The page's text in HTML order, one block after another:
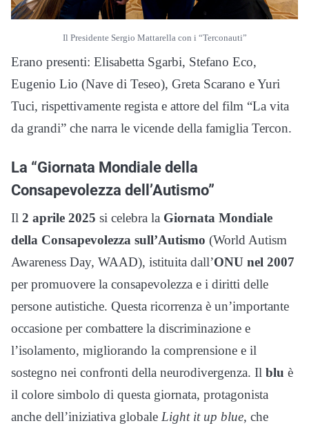
Il Presidente Sergio Mattarella con i “Terconauti”
Erano presenti: Elisabetta Sgarbi, Stefano Eco,
Eugenio Lio (Nave di Teseo), Greta Scarano e Yuri
Tuci, rispettivamente regista e attore del film “La vita
da grandi” che narra le vicende della famiglia Tercon.
La “Giornata Mondiale della
Consapevolezza dell’Autismo”
Il 2 aprile 2025 si celebra la Giornata Mondiale
della Consapevolezza sull’Autismo (World Autism
Awareness Day, WAAD), istituita dall’ONU nel 2007
per promuovere la consapevolezza e i diritti delle
persone autistiche. Questa ricorrenza è un’importante
occasione per combattere la discriminazione e
l’isolamento, migliorando la comprensione e il
sostegno nei confronti della neurodivergenza. Il blu è
il colore simbolo di questa giornata, protagonista
anche dell’iniziativa globale Light it up blue, che